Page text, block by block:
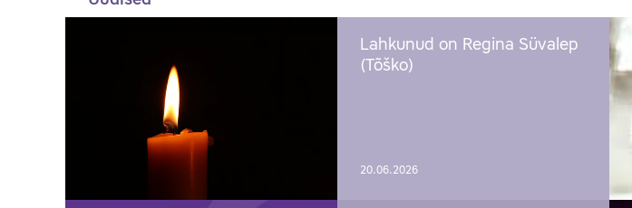
Lahkunud on Regina Süvalep
(Tõško)
20.06.2026